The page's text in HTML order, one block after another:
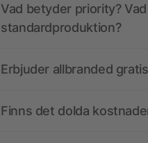
Vad betyder priority?
standardproduktion?
Erbjuder allbranded
Finns det dolda